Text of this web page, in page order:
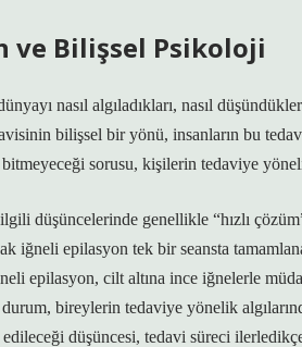
ve Bilişsel Psikoloji
nasıl algıladıkları, nasıl
bilişsel bir yönü, insanların bu
sorusu, kişilerin tedaviye
düşüncelerinde genellikle “hızlı
iğneli epilasyon tek bir seansta
epilasyon, cilt altına ince iğnelerle
bireylerin tedaviye yönelik
düşüncesi, tedavi süreci